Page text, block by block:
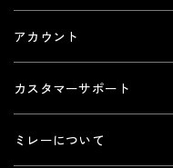
アカウント
カスタマーサポート
ミレーについて